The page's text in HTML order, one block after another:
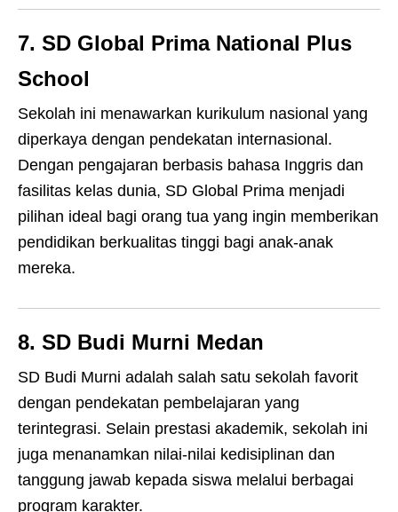
7. SD Global Prima National Plus
School
Sekolah ini menawarkan kurikulum nasional yang
diperkaya dengan pendekatan internasional.
Dengan pengajaran berbasis bahasa Inggris dan
fasilitas kelas dunia, SD Global Prima menjadi
pilihan ideal bagi orang tua yang ingin memberikan
pendidikan berkualitas tinggi bagi anak-anak
mereka.
8. SD Budi Murni Medan
SD Budi Murni adalah salah satu sekolah favorit
dengan pendekatan pembelajaran yang
terintegrasi. Selain prestasi akademik, sekolah ini
juga menanamkan nilai-nilai kedisiplinan dan
tanggung jawab kepada siswa melalui berbagai
program karakter.